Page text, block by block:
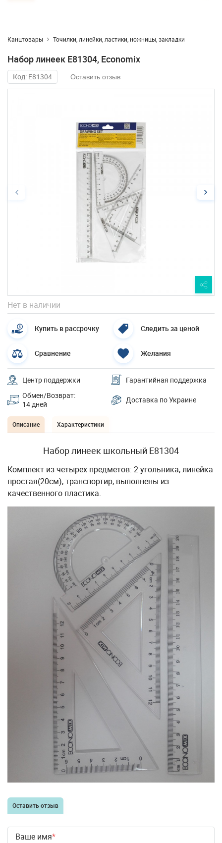
Канцтовары Точилки, линейки, ластики, ножницы, закладки
Набор линеек Е81304, Economix
Код: E81304 Оставить отзыв
Нет в наличии
Купить в рассрочку Следить за ценой
Сравнение Желания
Центр поддержки
Гарантийная поддержка
Обмен/Возврат:
14 дней
Доставка по Украине
Описание Характеристики
Набор линеек школьный Е81304
Комплект из четырех предметов: 2 угольника, линейка
простая(20см), транспортир, выполнены из
качественного пластика.
Оставить отзыв
Ваше имя